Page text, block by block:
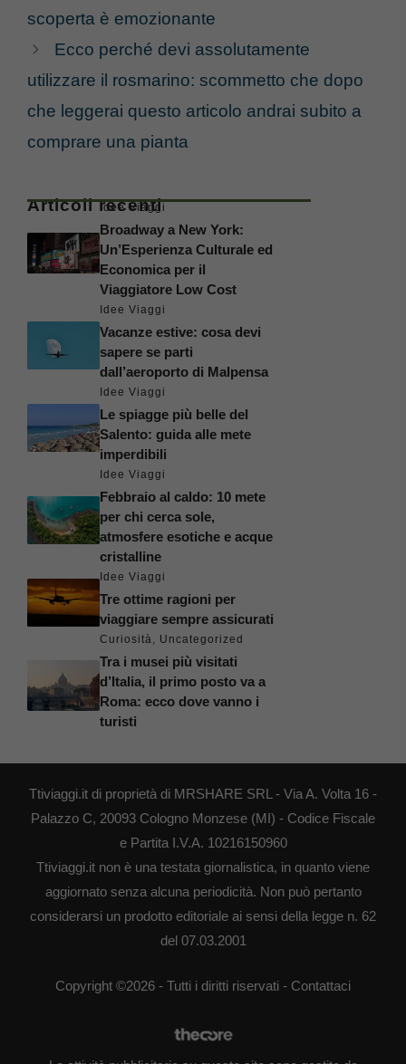
scoperta è emozionante
Ecco perché devi assolutamente
utilizzare il rosmarino: scommetto che dopo
che leggerai questo articolo andrai subito a
comprare una pianta
Articoli recenti
Idee Viaggi
Broadway a New York:
Un’Esperienza Culturale ed
Economica per il
Viaggiatore Low Cost
Idee Viaggi
Vacanze estive: cosa devi
sapere se parti
dall’aeroporto di Malpensa
Idee Viaggi
Le spiagge più belle del
Salento: guida alle mete
imperdibili
Idee Viaggi
Febbraio al caldo: 10 mete
per chi cerca sole,
atmosfere esotiche e acque
cristalline
Idee Viaggi
Tre ottime ragioni per
viaggiare sempre assicurati
Curiosità, Uncategorized
Tra i musei più visitati
d’Italia, il primo posto va a
Roma: ecco dove vanno i
turisti
Ttiviaggi.it di proprietà di MRSHARE SRL - Via A. Volta 16 -
Palazzo C, 20093 Cologno Monzese (MI) - Codice Fiscale
e Partita I.V.A. 10216150960
Ttiviaggi.it non è una testata giornalistica, in quanto viene
aggiornato senza alcuna periodicità. Non può pertanto
considerarsi un prodotto editoriale ai sensi della legge n. 62
del 07.03.2001
Copyright ©2026 - Tutti i diritti riservati - Contattaci